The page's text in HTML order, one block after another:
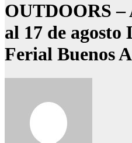
OUTDOORS –
al 17 de
Ferial Buenos